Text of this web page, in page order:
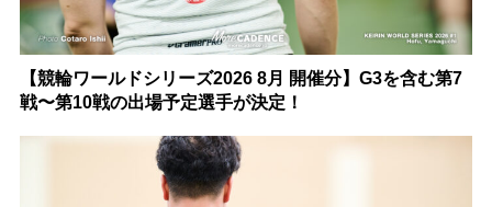
【競輪ワールドシリーズ2026 8月 開催分】G3を含む第7
戦〜第10戦の出場予定選手が決定！